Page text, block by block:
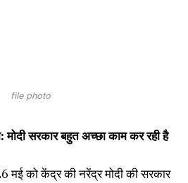
file photo
मोदी सरकार बहुत अच्छा काम कर रही है
को केंद्र की नरेंद्र मोदी की सरकार